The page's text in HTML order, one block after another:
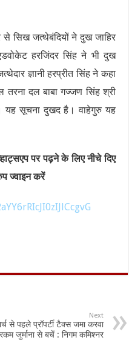
से सिख जत्थेबंदियों ने दुख जाहिर
हरजिंदर सिंह ने भी दुख
ज्ञानी हरप्रीत सिंह ने कहा
तरना दल बाबा गज्जण सिंह श्री
यह सूचना दुखद है। वाहेगुरु यह
पर पढ़ने के लिए नीचे दिए
ज्वाइन करें
Next
से पहले प्रॉपर्टी टैक्स जमा करवा
जुर्माना से बचें : निगम कमिश्नर